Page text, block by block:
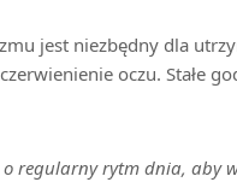
jest niezbędny dla
oczu. Stałe
regularny rytm dnia, aby